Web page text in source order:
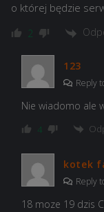
o której będzie
2
123
Reply
Nie wiadomo ale
4
kotek
Reply
18 moze 19 dzis